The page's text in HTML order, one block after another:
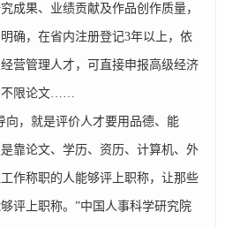
成果、业绩贡献及作品创作质量，
确，在省内注册登记3年以上，依
营管理人才，可直接申报高级经济
不限论文……
，就是评价人才要用品德、能
靠论文、学历、资历、计算机、外
作称职的人能够评上职称，让那些
评上职称。”中国人事科学研究院